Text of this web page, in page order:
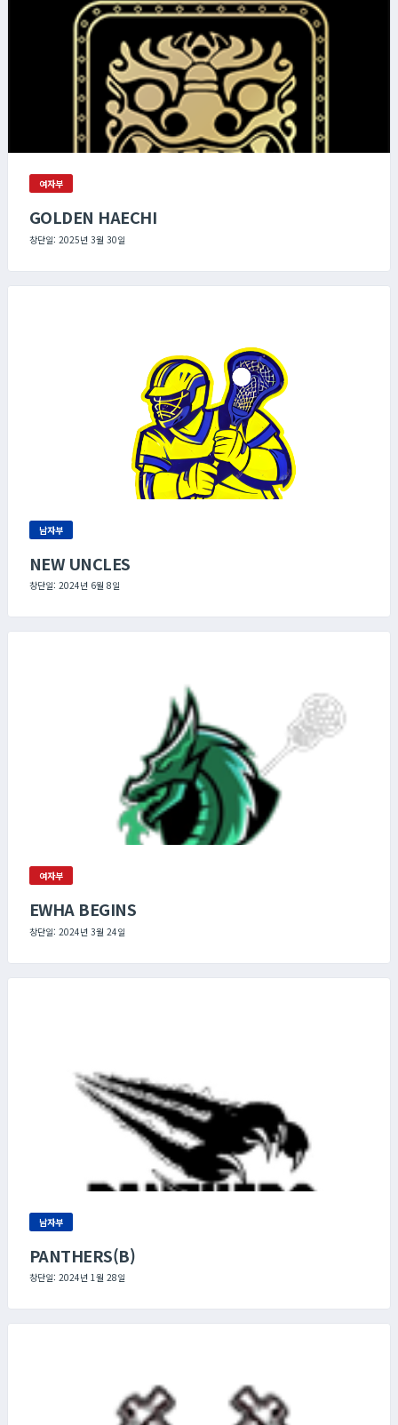
여자부
GOLDEN HAECHI
창단일: 2025년 3월 30일
남자부
NEW UNCLES
창단일: 2024년 6월 8일
여자부
EWHA BEGINS
창단일: 2024년 3월 24일
남자부
PANTHERS(B)
창단일: 2024년 1월 28일